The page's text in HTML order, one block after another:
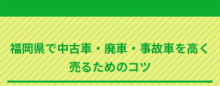
など動かない車、水害車、不動車、乗らなくなってし
まった車、車検が切れて動かすことができない車でも
買取可能です。
ソコカラは世界１１０か国に独自の販売ネットワーク
を持ち、国内に自社物流網、自社ヤードをもっている
福岡県で中古車・廃車・事故車を高く
売るためのコツ